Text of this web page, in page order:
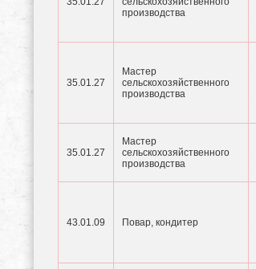
производства
35.01.27
Мастер
сельскохозяйственного
производства
35.01.27
Мастер
сельскохозяйственного
производства
43.01.09 Повар, кондитер